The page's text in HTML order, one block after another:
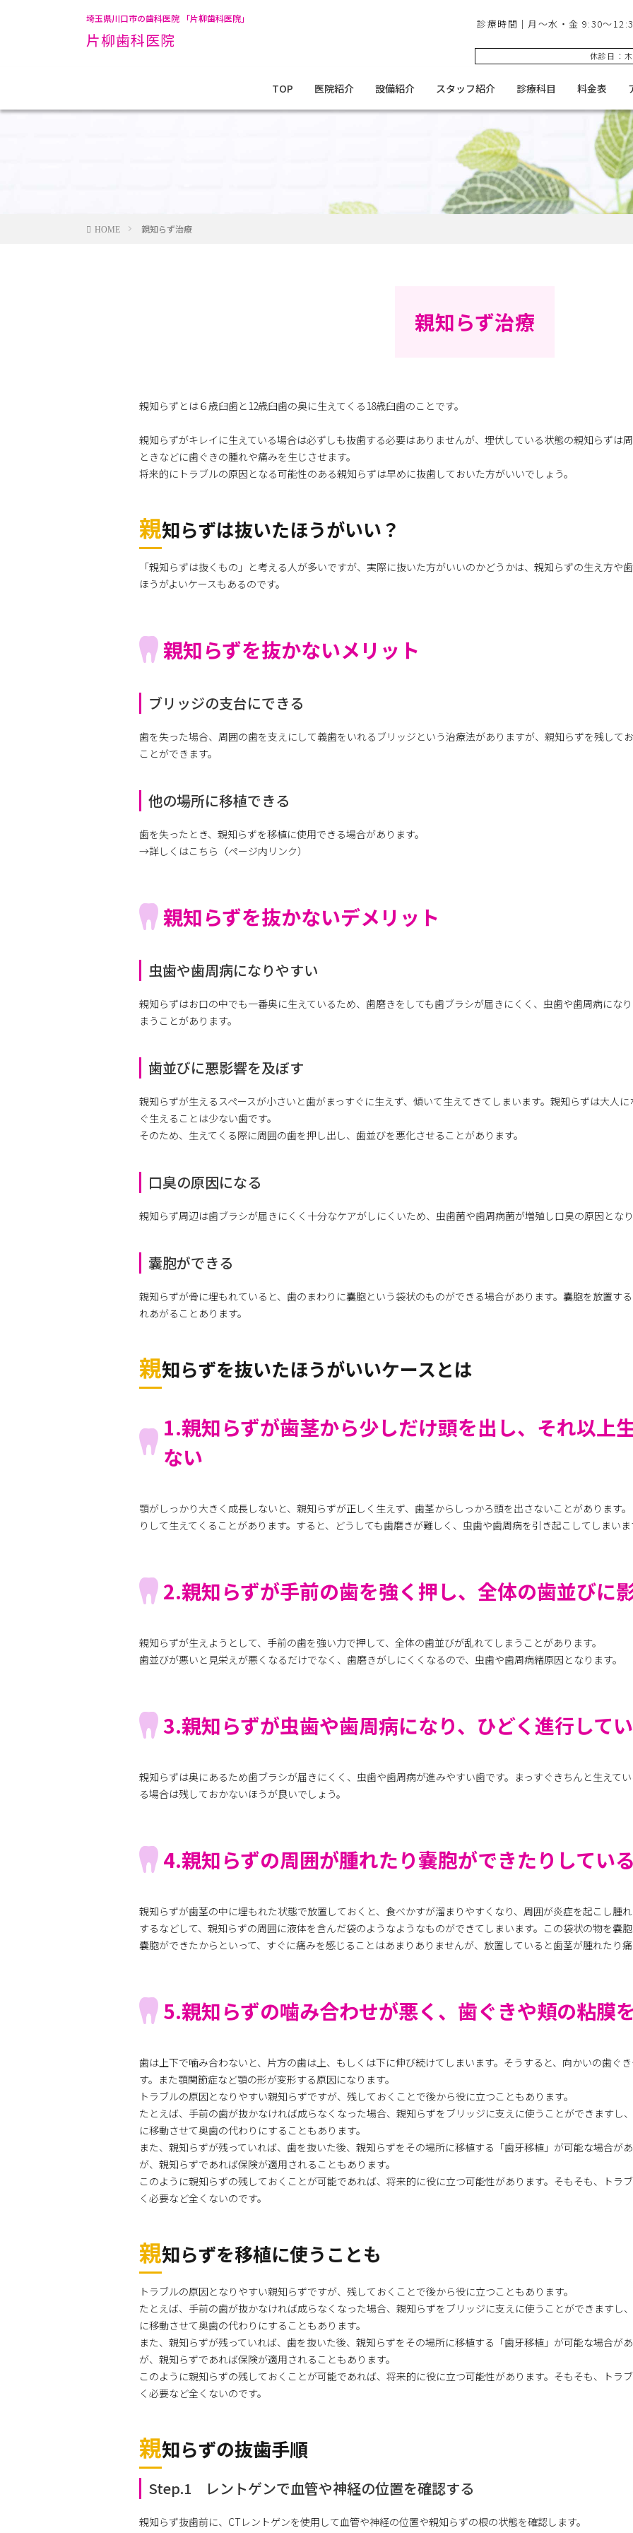
埼玉県川口市の歯科医院 「片柳歯科医院」
片柳歯科医院
診療時間｜月〜水・金 9:30〜
休診日：
TOP 医院紹介 設備紹介 スタッフ紹介 診療科目 料金表
HOME 親知らず治療
親知らず治療
親知らずとは６歳臼歯と12歳臼歯の奥に生えてくる18歳臼歯のことです。
親知らずがキレイに生えている場合は必ずしも抜歯する必要はありませんが、埋伏している状態の親知らずは
ときなどに歯ぐきの腫れや痛みを生じさせます。
将来的にトラブルの原因となる可能性のある親知らずは早めに抜歯しておいた方がいいでしょう。
親知らずは抜いたほうがいい？
「親知らずは抜くもの」と考える人が多いですが、実際に抜いた方がいいのかどうかは、親知らずの生え方や
ほうがよいケースもあるのです。
親知らずを抜かないメリット
ブリッジの支台にできる
歯を失った場合、周囲の歯を支えにして義歯をいれるブリッジという治療法がありますが、親知らずを残して
ことができます。
他の場所に移植できる
歯を失ったとき、親知らずを移植に使用できる場合があります。
→詳しくはこちら（ページ内リンク）
親知らずを抜かないデメリット
虫歯や歯周病になりやすい
親知らずはお口の中でも一番奥に生えているため、歯磨きをしても歯ブラシが届きにくく、虫歯や歯周病にな
まうことがあります。
歯並びに悪影響を及ぼす
親知らずが生えるスペースが小さいと歯がまっすぐに生えず、傾いて生えてきてしまいます。親知らずは大人
ぐ生えることは少ない歯です。
そのため、生えてくる際に周囲の歯を押し出し、歯並びを悪化させることがあります。
口臭の原因になる
親知らず周辺は歯ブラシが届きにくく十分なケアがしにくいため、虫歯菌や歯周病菌が増殖し口臭の原因となり
囊胞ができる
親知らずが骨に埋もれていると、歯のまわりに囊胞という袋状のものができる場合があります。囊胞を放置す
れあがることあります。
親知らずを抜いたほうがいいケースとは
1.親知らずが歯茎から少しだけ頭を出し、それ以上
ない
顎がしっかり大きく成長しないと、親知らずが正しく生えず、歯茎からしっかろ頭を出さないことがあります
りして生えてくることがあります。すると、どうしても歯磨きが難しく、虫歯や歯周病を引き起こしてしまいま
2.親知らずが手前の歯を強く押し、全体の歯並びに
親知らずが生えようとして、手前の歯を強い力で押して、全体の歯並びが乱れてしまうことがあります。
歯並びが悪いと見栄えが悪くなるだけでなく、歯磨きがしにくくなるので、虫歯や歯周病緒原因となります。
3.親知らずが虫歯や歯周病になり、ひどく進行して
親知らずは奥にあるため歯ブラシが届きにくく、虫歯や歯周病が進みやすい歯です。まっすぐきちんと生えて
る場合は残しておかないほうが良いでしょう。
4.親知らずの周囲が腫れたり嚢胞ができたりしている
親知らずが歯茎の中に埋もれた状態で放置しておくと、食べかすが溜まりやすくなり、周囲が炎症を起こし腫
するなどして、親知らずの周囲に液体を含んだ袋のようなようなものができてしまいます。この袋状の物を嚢胞
嚢胞ができたからといって、すぐに痛みを感じることはあまりありませんが、放置していると歯茎が腫れたり
5.親知らずの噛み合わせが悪く、歯ぐきや頬の粘膜
歯は上下で噛み合わないと、片方の歯は上、もしくは下に伸び続けてしまいます。そうすると、向かいの歯ぐ
す。また顎関節症など顎の形が変形する原因になります。
トラブルの原因となりやすい親知らずですが、残しておくことで後から役に立つこともあります。
たとえば、手前の歯が抜かなければ成らなくなった場合、親知らずをブリッジに支えに使うことができますし
に移動させて奥歯の代わりにすることもあります。
また、親知らずが残っていれば、歯を抜いた後、親知らずをその場所に移植する「歯牙移植」が可能な場合が
が、親知らずであれば保険が適用されることもあります。
このように親知らずの残しておくことが可能であれば、将来的に役に立つ可能性があります。そもそも、トラ
く必要など全くないのです。
親知らずを移植に使うことも
トラブルの原因となりやすい親知らずですが、残しておくことで後から役に立つこともあります。
たとえば、手前の歯が抜かなければ成らなくなった場合、親知らずをブリッジに支えに使うことができますし
に移動させて奥歯の代わりにすることもあります。
また、親知らずが残っていれば、歯を抜いた後、親知らずをその場所に移植する「歯牙移植」が可能な場合が
が、親知らずであれば保険が適用されることもあります。
このように親知らずの残しておくことが可能であれば、将来的に役に立つ可能性があります。そもそも、トラ
く必要など全くないのです。
親知らずの抜歯手順
Step.1 レントゲンで血管や神経の位置を確認する
親知らず抜歯前に、CTレントゲンを使用して血管や神経の位置や親知らずの根の状態を確認します。